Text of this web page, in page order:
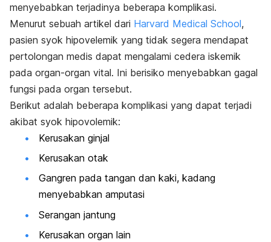
menyebabkan terjadinya beberapa komplikasi.
Menurut sebuah artikel dari Harvard Medical School,
pasien syok hipovelemik yang tidak segera mendapat
pertolongan medis dapat mengalami cedera iskemik
pada organ-organ vital. Ini berisiko menyebabkan gagal
fungsi pada organ tersebut.
Berikut adalah beberapa komplikasi yang dapat terjadi
akibat syok hipovolemik:
Kerusakan ginjal
Kerusakan otak
Gangren pada tangan dan kaki, kadang
menyebabkan amputasi
Serangan jantung
Kerusakan organ lain